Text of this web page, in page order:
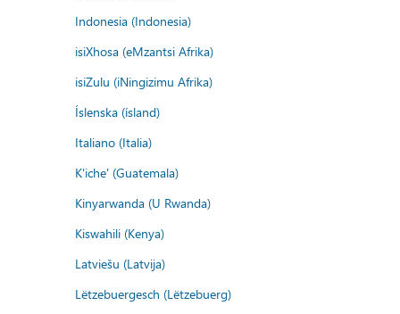
Indonesia (Indonesia)
isiXhosa (eMzantsi Afrika)
isiZulu (iNingizimu Afrika)
Íslenska (ísland)
Italiano (Italia)
K'iche' (Guatemala)
Kinyarwanda (U Rwanda)
Kiswahili (Kenya)
Latviešu (Latvija)
Lëtzebuergesch (Lëtzebuerg)